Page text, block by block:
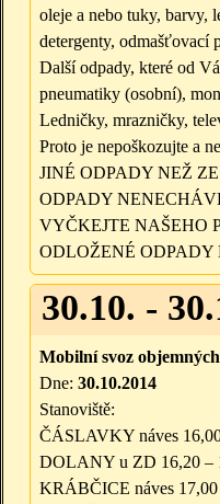
oleje a nebo tuky, barvy,
detergenty, odmašťovací
Další odpady, které od
pneumatiky (osobní),
Ledničky, mrazničky,
Proto je nepoškozujte a
JINÉ ODPADY NEŽ
ODPADY
VYČKEJTE NAŠEHO
ODLOŽENÉ
30.10. -
Mobilní svoz
Dne: 30.10.2014
Stanoviště:
ČÁSLAVKY náves
DOLANY u ZD 16,20 –
KRÁBČICE náves